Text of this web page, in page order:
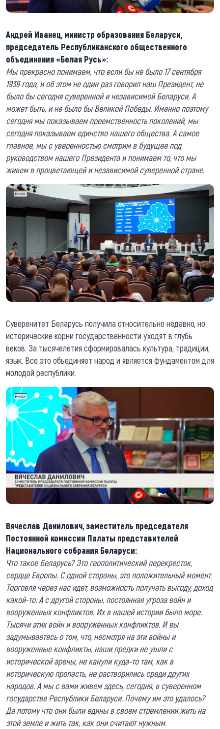
Андрей Иванец, министр образования Беларуси,
председатель Республиканского общественного
объединения «Белая Русь»:
Мы прекрасно понимаем, что если бы не было 17 сентября
1939 года, и об этом не один раз говорил наш Президент, не
было бы сегодня суверенной и независимой Беларуси. А
может быть, и не было бы Великой Победы. Именно поэтому
сегодня мы показываем преемственность поколений, мы
сегодня показываем единство нашего общества. А самое
главное, мы с уверенностью смотрим в будущее под
руководством нашего Президента и понимаем то, что мы
живем в процветающей и независимой суверенной стране.
Суверенитет Беларусь получила относительно недавно, но
исторические корни государственности уходят в глубь
веков. За тысячелетия сформировалась культура, традиции,
язык. Все это объединяет народ и является фундаментом для
молодой республики.
Вячеслав Данилович, заместитель председателя
Постоянной комиссии Палаты представителей
Национального собрания Беларуси:
Что такое Беларусь? Это геополитический перекресток,
сердце Европы. С одной стороны, это положительный момент.
Торговля через нас идет, возможность получать выгоду, доход
какой-то. А с другой стороны, постоянная угроза войн и
вооруженных конфликтов. Их в нашей истории было море.
Тысячи этих войн и вооруженных конфликтов. И вы
задумываетесь о том, что, несмотря на эти войны и
вооруженные конфликты, наши предки не ушли с
исторической арены, не канули куда-то там, как в
историческую пропасть, не растворились среди других
народов. А мы с вами живем здесь, сегодня, в суверенном
государстве Республики Беларуси. Почему им это удалось?
Да потому что они были едины в своем стремлении жить на
этой земле и жить так, как они считают нужным.